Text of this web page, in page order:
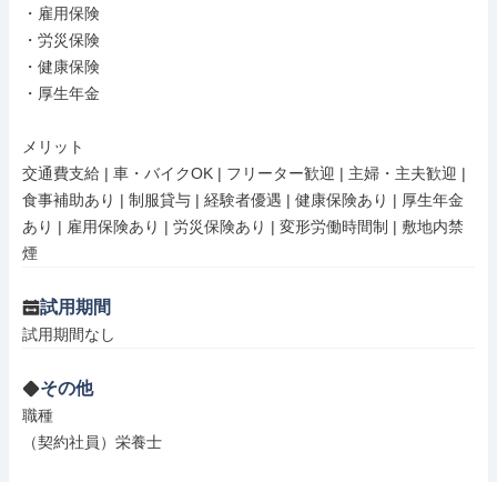
・雇用保険
・労災保険
・健康保険
・厚生年金
メリット
交通費支給 | 車・バイクOK | フリーター歓迎 | 主婦・主夫歓迎 |
食事補助あり | 制服貸与 | 経験者優遇 | 健康保険あり | 厚生年金
あり | 雇用保険あり | 労災保険あり | 変形労働時間制 | 敷地内禁
煙
試用期間
試用期間なし
その他
職種
（契約社員）栄養士